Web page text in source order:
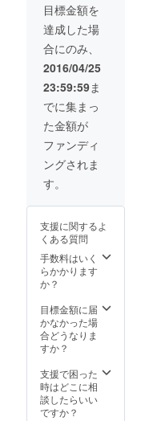
村住民
です！
目標金額を
達成した場
合にのみ、
2016/04/25
23:59:59ま
でに集まっ
た金額が
ファンディ
ングされま
す。
支援に関するよ
くある質問
手数料はいく
らかかります
か？
目標金額に届
かなかった場
合どうなりま
すか？
支援で困った
時はどこに相
談したらいい
ですか？